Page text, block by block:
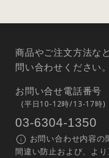
商品やご注文方法な
問い合わせください。
お問い合せ電話番号
(平日10-12時/13-17時)
03-6304-1350
お問い合わせ内容の
間違い防止および、よ